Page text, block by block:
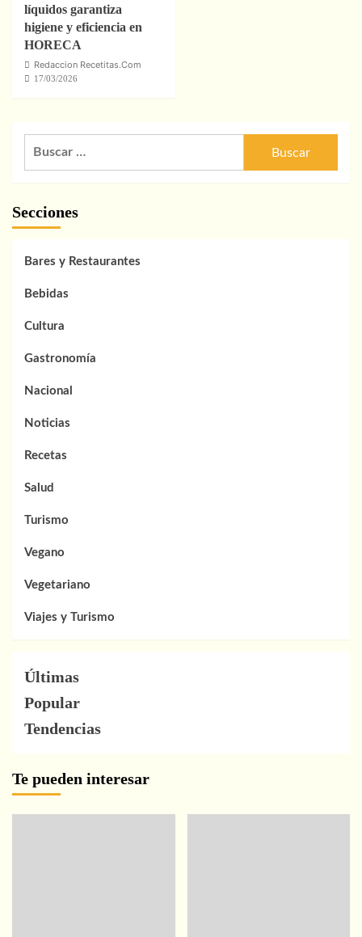
líquidos garantiza
higiene y eficiencia en
HORECA
Redaccion Recetitas.Com
17/03/2026
Secciones
Bares y Restaurantes
Bebidas
Cultura
Gastronomía
Nacional
Noticias
Recetas
Salud
Turismo
Vegano
Vegetariano
Viajes y Turismo
Últimas
Popular
Tendencias
Te pueden interesar